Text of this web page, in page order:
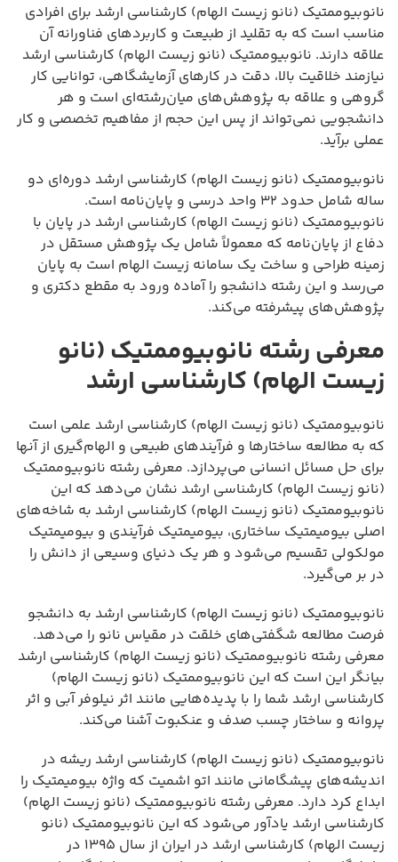
نانوبیوممتیک (نانو زیست الهام) کارشناسی ارشد برای افرادی
مناسب است که به تقلید از طبیعت و کاربردهای فناورانه آن
علاقه دارند. نانوبیوممتیک (نانو زیست الهام) کارشناسی ارشد
نیازمند خلاقیت بالا، دقت در کارهای آزمایشگاهی، توانایی کار
گروهی و علاقه به پژوهش‌های میان‌رشته‌ای است و هر
دانشجویی نمی‌تواند از پس این حجم از مفاهیم تخصصی و کار
عملی برآید.
نانوبیوممتیک (نانو زیست الهام) کارشناسی ارشد دوره‌ای دو
ساله شامل حدود ۳۲ واحد درسی و پایان‌نامه است.
نانوبیوممتیک (نانو زیست الهام) کارشناسی ارشد در پایان با
دفاع از پایان‌نامه که معمولاً شامل یک پژوهش مستقل در
زمینه طراحی و ساخت یک سامانه زیست الهام است به پایان
می‌رسد و این رشته دانشجو را آماده ورود به مقطع دکتری و
پژوهش‌های پیشرفته می‌کند.
معرفی رشته نانوبیوممتیک (نانو
زیست الهام) کارشناسی ارشد
نانوبیوممتیک (نانو زیست الهام) کارشناسی ارشد علمی است
که به مطالعه ساختارها و فرآیندهای طبیعی و الهام‌گیری از آنها
برای حل مسائل انسانی می‌پردازد. معرفی رشته نانوبیوممتیک
(نانو زیست الهام) کارشناسی ارشد نشان می‌دهد که این
نانوبیوممتیک (نانو زیست الهام) کارشناسی ارشد به شاخه‌های
اصلی بیومیمتیک ساختاری، بیومیمتیک فرآیندی و بیومیمتیک
مولکولی تقسیم می‌شود و هر یک دنیای وسیعی از دانش را
در بر می‌گیرد.
نانوبیوممتیک (نانو زیست الهام) کارشناسی ارشد به دانشجو
فرصت مطالعه شگفتی‌های خلقت در مقیاس نانو را می‌دهد.
معرفی رشته نانوبیوممتیک (نانو زیست الهام) کارشناسی ارشد
بیانگر این است که این نانوبیوممتیک (نانو زیست الهام)
کارشناسی ارشد شما را با پدیده‌هایی مانند اثر نیلوفر آبی و اثر
پروانه و ساختار چسب صدف و عنکبوت آشنا می‌کند.
نانوبیوممتیک (نانو زیست الهام) کارشناسی ارشد ریشه در
اندیشه‌های پیشگامانی مانند اتو اشمیت که واژه بیومیمتیک را
ابداع کرد دارد. معرفی رشته نانوبیوممتیک (نانو زیست الهام)
کارشناسی ارشد یادآور می‌شود که این نانوبیوممتیک (نانو
زیست الهام) کارشناسی ارشد در ایران از سال ۱۳۹۵ در